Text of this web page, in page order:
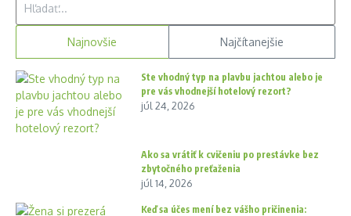
Najnovšie Najčítanejšie
Ste vhodný typ na plavbu jachtou alebo je
pre vás vhodnejší hotelový rezort?
júl 24, 2026
Ako sa vrátiť k cvičeniu po prestávke bez
zbytočného preťaženia
júl 14, 2026
Keď sa účes mení bez vášho pričinenia: